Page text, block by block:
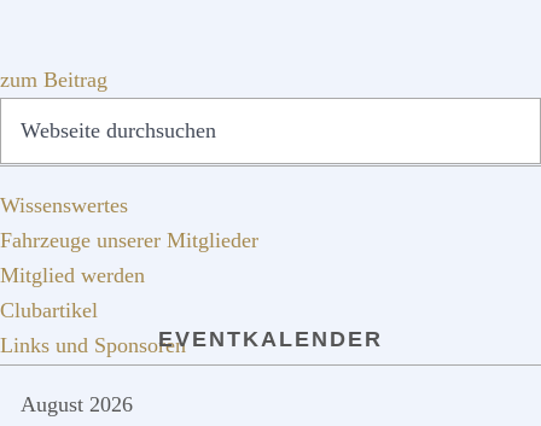
zum Beitrag
SEITENSPALTE
QUICKLINKS
Wissenswertes
Fahrzeuge unserer Mitglieder
Mitglied werden
Clubartikel
Links und SponsorenEVENTKALENDER
August 2026